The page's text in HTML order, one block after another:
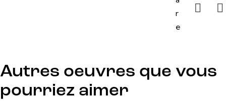
r
e
Autres oeuvres que vous
pourriez aimer